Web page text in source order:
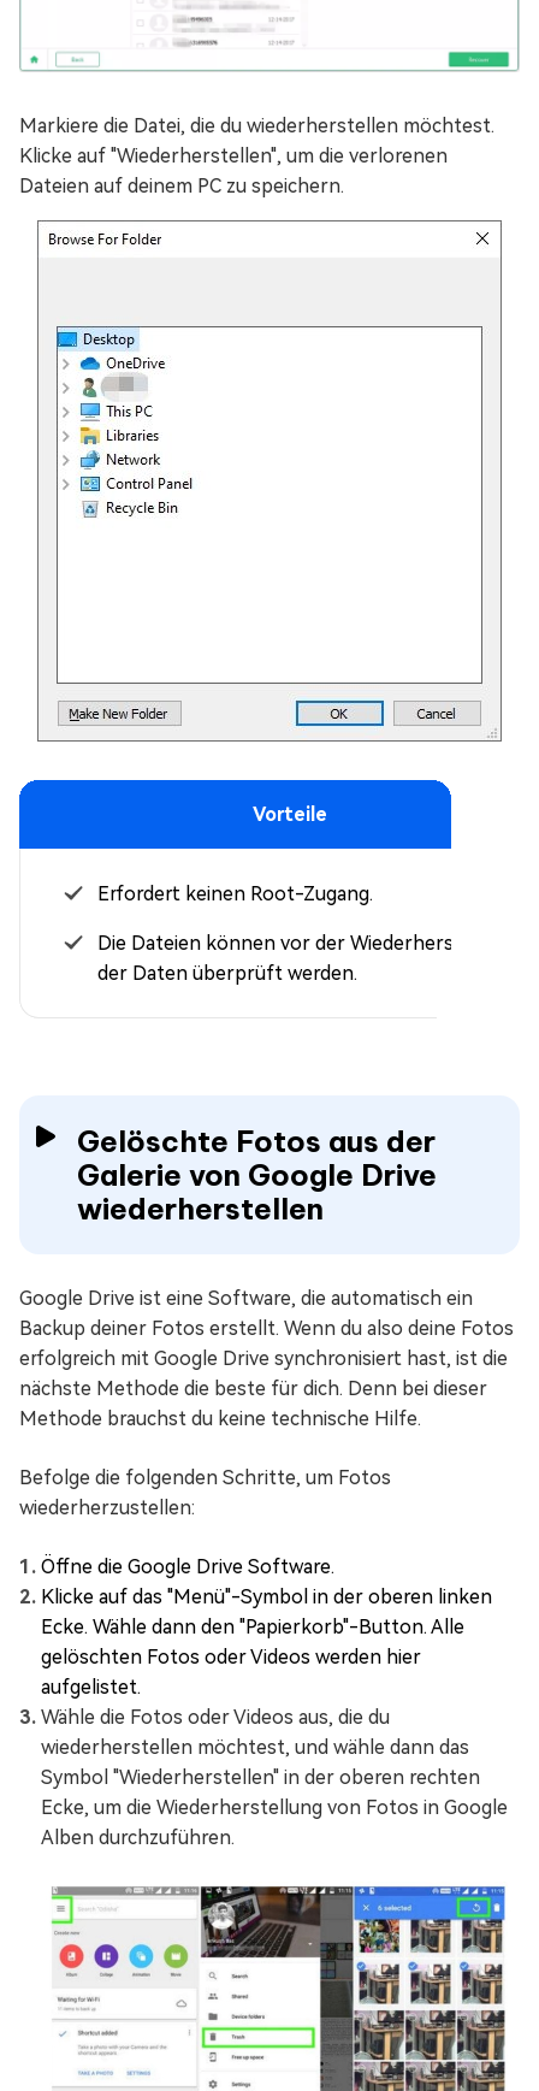
Markiere die Datei, die du wiederherstellen möchtest.
Klicke auf "Wiederherstellen", um die verlorenen
Dateien auf deinem PC zu speichern.
Vorteile
Erfordert keinen Root-Zugang.
Die Dateien können vor der Wiederherstellung
der Daten überprüft werden.
Gelöschte Fotos aus der
Galerie von Google Drive
wiederherstellen
Google Drive ist eine Software, die automatisch ein
Backup deiner Fotos erstellt. Wenn du also deine Fotos
erfolgreich mit Google Drive synchronisiert hast, ist die
nächste Methode die beste für dich. Denn bei dieser
Methode brauchst du keine technische Hilfe.
Befolge die folgenden Schritte, um Fotos
wiederherzustellen:
Öffne die Google Drive Software.
Klicke auf das "Menü"-Symbol in der oberen linken
Ecke. Wähle dann den "Papierkorb"-Button. Alle
gelöschten Fotos oder Videos werden hier
aufgelistet.
Wähle die Fotos oder Videos aus, die du
wiederherstellen möchtest, und wähle dann das
Symbol "Wiederherstellen" in der oberen rechten
Ecke, um die Wiederherstellung von Fotos in Google
Alben durchzuführen.